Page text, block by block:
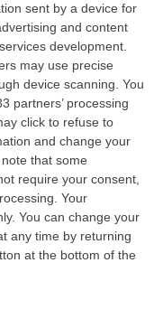
sent by a device for
and content
development.
may use precise
device scanning. You
partners’ processing
click to refuse to
and change your
that some
require your consent,
Your
You can change your
any time by returning
at the bottom of the
Google News
legate al clan
arrestate dai
nell’
dalla procura di
su richiesta
con la